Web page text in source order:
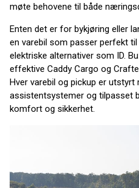
møte behovene til både
Enten det er for bykjøring eller
en varebil som passer perfekt
elektriske alternativer som ID.
effektive Caddy Cargo og
Hver varebil og pickup er utstyrt
assistentsystemer og tilpasset
komfort og sikkerhet.